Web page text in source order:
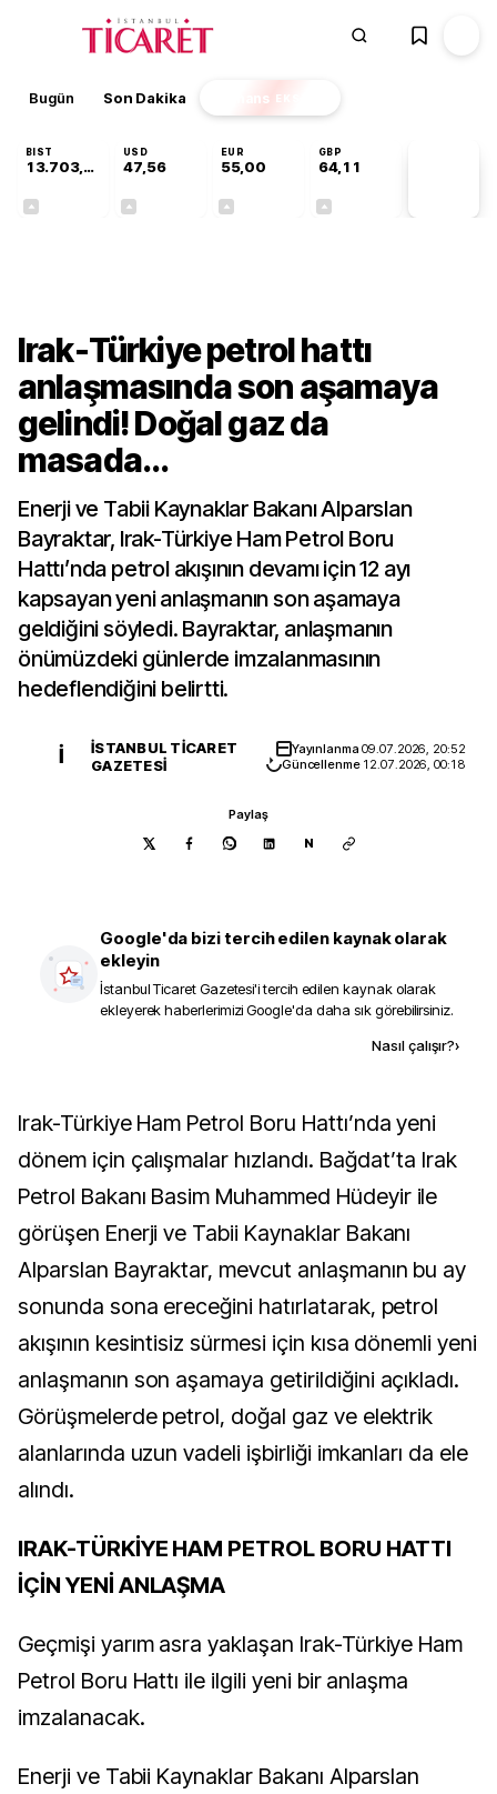
Bugün Son Dakika Finans EKSTRA
BIST
13.703,13
USD
47,56
EUR
55,00
GBP
64,11
Irak-Türkiye petrol hattı
anlaşmasında son aşamaya
gelindi! Doğal gaz da
masada...
Enerji ve Tabii Kaynaklar Bakanı Alparslan
Bayraktar, Irak-Türkiye Ham Petrol Boru
Hattı’nda petrol akışının devamı için 12 ayı
kapsayan yeni anlaşmanın son aşamaya
geldiğini söyledi. Bayraktar, anlaşmanın
önümüzdeki günlerde imzalanmasının
hedeflendiğini belirtti.
İ
İSTANBUL TICARET
GAZETESI
Yayınlanma09.07.2026, 20:52
Güncellenme 12.07.2026, 00:18
Paylaş
N
Google'da bizi tercih edilen kaynak olarak
ekleyin
İstanbul Ticaret Gazetesi'i tercih edilen kaynak olarak
ekleyerek haberlerimizi Google'da daha sık görebilirsiniz.
Nasıl çalışır?›
Irak-Türkiye Ham Petrol Boru Hattı’nda yeni
dönem için çalışmalar hızlandı. Bağdat’ta Irak
Petrol Bakanı Basim Muhammed Hüdeyir ile
görüşen Enerji ve Tabii Kaynaklar Bakanı
Alparslan Bayraktar, mevcut anlaşmanın bu ay
sonunda sona ereceğini hatırlatarak, petrol
akışının kesintisiz sürmesi için kısa dönemli yeni
anlaşmanın son aşamaya getirildiğini açıkladı.
Görüşmelerde petrol, doğal gaz ve elektrik
alanlarında uzun vadeli işbirliği imkanları da ele
alındı.
IRAK-TÜRKİYE HAM PETROL BORU HATTI
İÇİN YENİ ANLAŞMA
Geçmişi yarım asra yaklaşan Irak-Türkiye Ham
Petrol Boru Hattı ile ilgili yeni bir anlaşma
imzalanacak.
Enerji ve Tabii Kaynaklar Bakanı Alparslan